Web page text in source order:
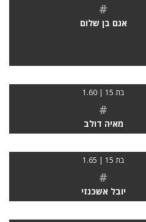
#
אגם בן שלום
בת 15 | 1.60
#
מאיה דולב
בת 15 | 1.65
#
יובל אשכנזי